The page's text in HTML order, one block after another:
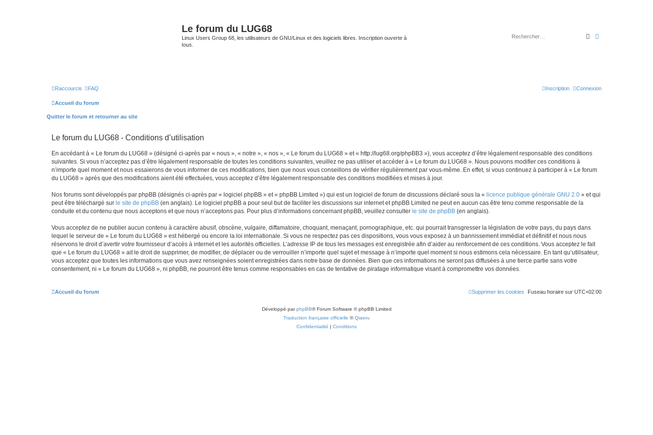
Le forum du LUG68
Linux Users Group 68, les utilisateurs de GNU/Linux et des logiciels libres. Inscription ouverte à
tous.
Rechercher
Raccourcis FAQ Connexion
Inscription
Accueil du forum
Quitter le forum et retourner au site
Le forum du LUG68 - Conditions d’utilisation
En accédant à « Le forum du LUG68 » (désigné ci-après par « nous », « notre », « nos », « Le forum du LUG68 » et « http://lug68.org/phpBB3 »), vous acceptez d’être légalement responsable des conditions
suivantes. Si vous n’acceptez pas d’être légalement responsable de toutes les conditions suivantes, veuillez ne pas utiliser et accéder à « Le forum du LUG68 ». Nous pouvons modifier ces conditions à
n’importe quel moment et nous essaierons de vous informer de ces modifications, bien que nous vous conseillons de vérifier régulièrement par vous-même. En effet, si vous continuez à participer à « Le forum
du LUG68 » après que des modifications aient été effectuées, vous acceptez d’être légalement responsable des conditions modifiées et mises à jour.
Nos forums sont développés par phpBB (désignés ci-après par « logiciel phpBB » et « phpBB Limited ») qui est un logiciel de forum de discussions déclaré sous la « licence publique générale GNU 2.0 » et qui
peut être téléchargé sur le site de phpBB (en anglais). Le logiciel phpBB a pour seul but de faciliter les discussions sur internet et phpBB Limited ne peut en aucun cas être tenu comme responsable de la
conduite et du contenu que nous acceptons et que nous n’acceptons pas. Pour plus d’informations concernant phpBB, veuillez consulter le site de phpBB (en anglais).
Vous acceptez de ne publier aucun contenu à caractère abusif, obscène, vulgaire, diffamatoire, choquant, menaçant, pornographique, etc. qui pourrait transgresser la législation de votre pays, du pays dans
lequel le serveur de « Le forum du LUG68 » est hébergé ou encore la loi internationale. Si vous ne respectez pas ces dispositions, vous vous exposez à un bannissement immédiat et définitif et nous nous
réservons le droit d’avertir votre fournisseur d’accès à internet et les autorités officielles. L’adresse IP de tous les messages est enregistrée afin d’aider au renforcement de ces conditions. Vous acceptez le fait
que « Le forum du LUG68 » ait le droit de supprimer, de modifier, de déplacer ou de verrouiller n’importe quel sujet et message à n’importe quel moment si nous estimons cela nécessaire. En tant qu’utilisateur,
vous acceptez que toutes les informations que vous avez renseignées soient enregistrées dans notre base de données. Bien que ces informations ne seront pas diffusées à une tierce partie sans votre
consentement, ni « Le forum du LUG68 », ni phpBB, ne pourront être tenus comme responsables en cas de tentative de piratage informatique visant à compromettre vos données.
Accueil du forum Fuseau horaire sur UTC+02:00
Supprimer les cookies
Développé parphpBB® Forum Software © phpBB Limited
Traduction française officielle ©Qiaeru
Confidentialité | Conditions